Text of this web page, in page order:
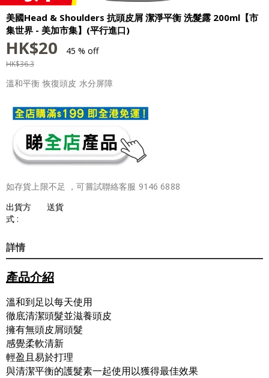
美國Head & Shoulders 抗頭皮屑 潔淨平衡 洗髮露 200ml【市
集世界 - 美加市集】(平行進口)
HK$20 45 % off
HK$36.3
溫和平衡 恢復頭皮 水分屏障
如存貨上限不足 ，可嘗試聯絡客服 9146 6888
出貨方
式 :
送貨
詳情
產品介紹
溫和到足以每天使用
徹底清潔頭髮並滋養頭皮
擁有無頭皮屑頭髮
感覺柔軟清新
輕盈且易於打理
與清潔平衡的護髮素一起使用以獲得最佳效果